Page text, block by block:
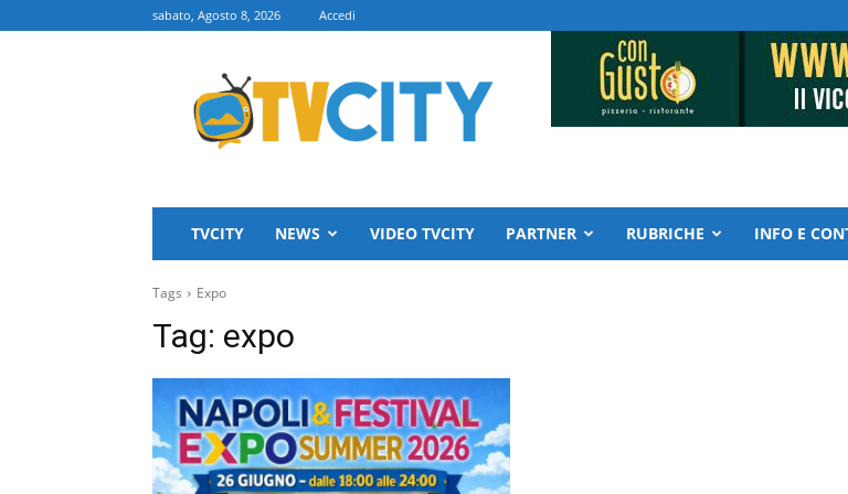
sabato, Agosto 8, 2026 Accedi
TVCITY
TVCITY NEWS VIDEO TVCITY PARTNER RUBRICHE INFO E
Tags Expo
Tag: expo